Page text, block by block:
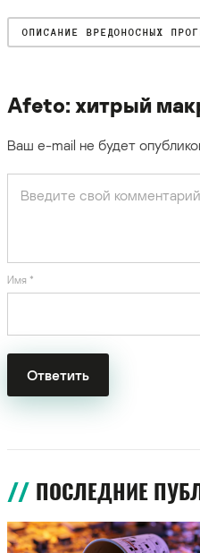
ОПИСАНИЕ ВРЕДОНОСНЫХ
Afeto: хитрый
Ваш e-mail не будет
Имя *
ПОСЛЕДНИЕ